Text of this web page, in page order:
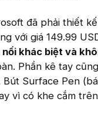
đã phải thiết
với giá 149.99
nối khác biệt và
Phần kê tay
Surface Pen
vì có khe cắm